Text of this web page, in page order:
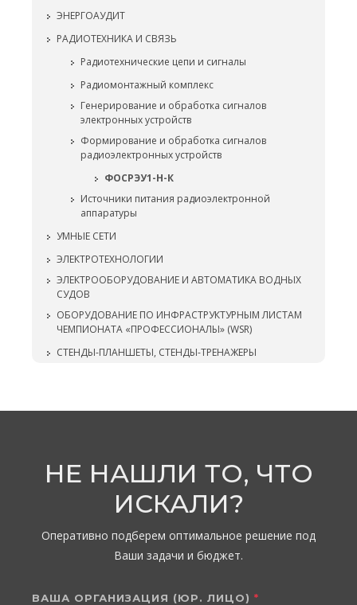
ЭНЕРГОАУДИТ
РАДИОТЕХНИКА И СВЯЗЬ
Радиотехнические цепи и сигналы
Радиомонтажный комплекс
Генерирование и обработка сигналов
электронных устройств
Формирование и обработка сигналов
радиоэлектронных устройств
ФОСРЭУ1-Н-К
Источники питания радиоэлектронной
аппаратуры
УМНЫЕ СЕТИ
ЭЛЕКТРОТЕХНОЛОГИИ
ЭЛЕКТРООБОРУДОВАНИЕ И АВТОМАТИКА ВОДНЫХ
СУДОВ
ОБОРУДОВАНИЕ ПО ИНФРАСТРУКТУРНЫМ ЛИСТАМ
ЧЕМПИОНАТА «ПРОФЕССИОНАЛЫ» (WSR)
СТЕНДЫ-ПЛАНШЕТЫ, СТЕНДЫ-ТРЕНАЖЕРЫ
НЕ НАШЛИ ТО, ЧТО
ИСКАЛИ?
Оперативно подберем оптимальное решение под
Ваши задачи и бюджет.
ВАША ОРГАНИЗАЦИЯ (ЮР. ЛИЦО) *